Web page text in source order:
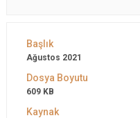
Ağustos 2021
609 KB